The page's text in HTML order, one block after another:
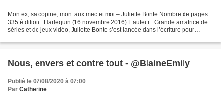
Mon ex, sa copine, mon faux mec et moi – Juliette Bonte Nombre de pages :
335 é dition : Harlequin (16 novembre 2016) L’auteur : Grande amatrice de
séries et de jeux vidéo, Juliette Bonte s’est lancée dans l’écriture pour
Nous, envers et contre tout - @BlaineEmily
Publié le 07/08/2020 à 07:00
Par Catherine